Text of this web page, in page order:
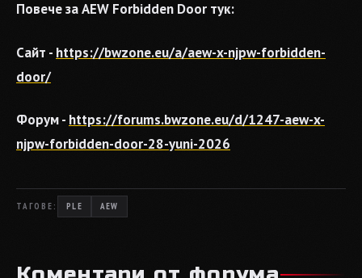
Повече за AEW Forbidden Door тук:
Сайт - https://bwzone.eu/a/aew-x-njpw-forbidden-
door/
Форум - https://forums.bwzone.eu/d/1247-aew-x-
njpw-forbidden-door-28-yuni-2026
ТАГОВЕ: PLE AEW